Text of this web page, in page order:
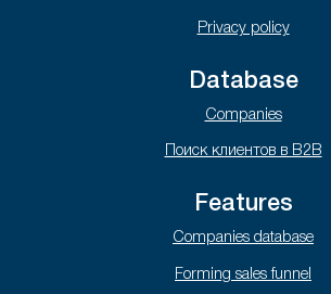
Privacy policy
Database
Companies
Поиск клиентов в B2B
Features
Companies database
Forming sales funnel